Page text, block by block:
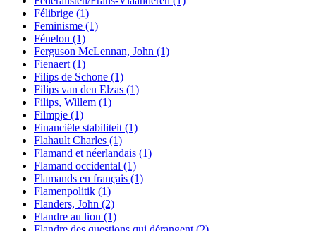
Félibrige (1)
Feminisme (1)
Fénelon (1)
Ferguson McLennan, John (1)
Fienaert (1)
Filips de Schone (1)
Filips van den Elzas (1)
Filips, Willem (1)
Filmpje (1)
Financiële stabiliteit (1)
Flahault Charles (1)
Flamand et néerlandais (1)
Flamand occidental (1)
Flamands en français (1)
Flamenpolitik (1)
Flanders, John (2)
Flandre au lion (1)